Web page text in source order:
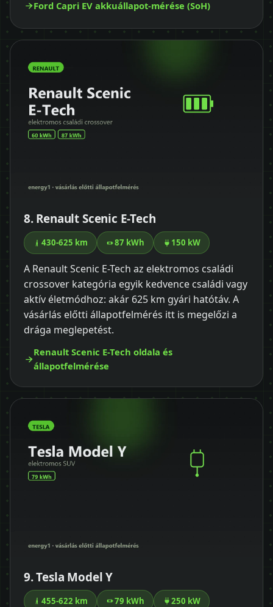
Ford Capri EV akkuállapot-mérése (SoH)
8. Renault Scenic E-Tech
430-625 km 87 kWh 150 kW
A Renault Scenic E-Tech az elektromos családi
crossover kategória egyik kedvence családi vagy
aktív életmódhoz: akár 625 km gyári hatótáv. A
vásárlás előtti állapotfelmérés itt is megelőzi a
drága meglepetést.
Renault Scenic E-Tech oldala és
állapotfelmérése
9. Tesla Model Y
455-622 km 79 kWh 250 kW